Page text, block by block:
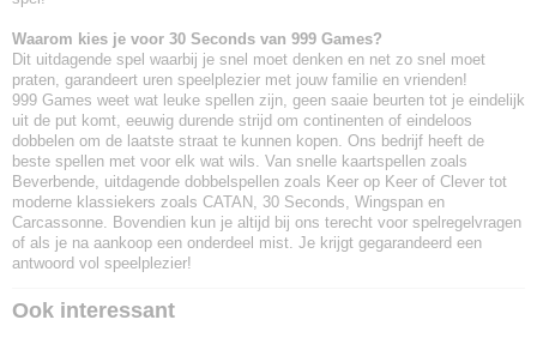
Waarom kies je voor 30 Seconds van 999 Games?
Dit uitdagende spel waarbij je snel moet denken en net zo snel moet
praten, garandeert uren speelplezier met jouw familie en vrienden!
999 Games weet wat leuke spellen zijn, geen saaie beurten tot je eindelijk
uit de put komt, eeuwig durende strijd om continenten of eindeloos
dobbelen om de laatste straat te kunnen kopen. Ons bedrijf heeft de
beste spellen met voor elk wat wils. Van snelle kaartspellen zoals
Beverbende, uitdagende dobbelspellen zoals Keer op Keer of Clever tot
moderne klassiekers zoals CATAN, 30 Seconds, Wingspan en
Carcassonne. Bovendien kun je altijd bij ons terecht voor spelregelvragen
of als je na aankoop een onderdeel mist. Je krijgt gegarandeerd een
antwoord vol speelplezier!
Ook interessant